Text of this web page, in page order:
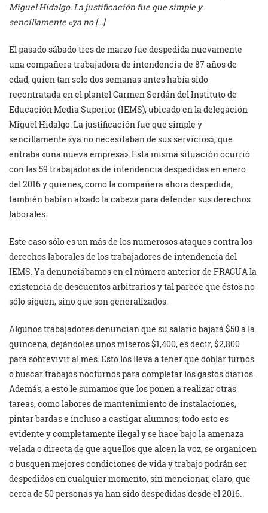
Miguel Hidalgo. La justificación fue que simple y
sencillamente «ya no […]
El pasado sábado tres de marzo fue despedida nuevamente
una compañera trabajadora de intendencia de 87 años de
edad, quien tan solo dos semanas antes había sido
recontratada en el plantel Carmen Serdán del Instituto de
Educación Media Superior (IEMS), ubicado en la delegación
Miguel Hidalgo. La justificación fue que simple y
sencillamente «ya no necesitaban de sus servicios», que
entraba «una nueva empresa». Esta misma situación ocurrió
con las 59 trabajadoras de intendencia despedidas en enero
del 2016 y quienes, como la compañera ahora despedida,
también habían alzado la cabeza para defender sus derechos
laborales.
Este caso sólo es un más de los numerosos ataques contra los
derechos laborales de los trabajadores de intendencia del
IEMS. Ya denunciábamos en el número anterior de FRAGUA la
existencia de descuentos arbitrarios y tal parece que éstos no
sólo siguen, sino que son generalizados.
Algunos trabajadores denuncian que su salario bajará $50 a la
quincena, dejándoles unos míseros $1,400, es decir, $2,800
para sobrevivir al mes. Esto los lleva a tener que doblar turnos
o buscar trabajos nocturnos para completar los gastos diarios.
Además, a esto le sumamos que los ponen a realizar otras
tareas, como labores de mantenimiento de instalaciones,
pintar bardas e incluso a castigar alumnos; todo esto es
evidente y completamente ilegal y se hace bajo la amenaza
velada o directa de que aquellos que alcen la voz, se organicen
o busquen mejores condiciones de vida y trabajo podrán ser
despedidos en cualquier momento, sin mencionar, claro, que
cerca de 50 personas ya han sido despedidas desde el 2016.